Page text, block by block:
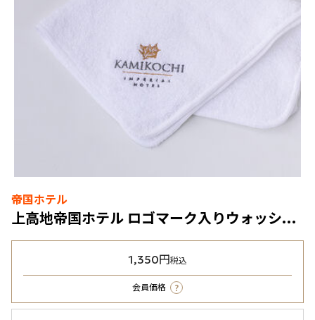
帝国ホテル
上高地帝国ホテル ロゴマーク入りウォッシュタオル
1,350円税込
会員価格 ?